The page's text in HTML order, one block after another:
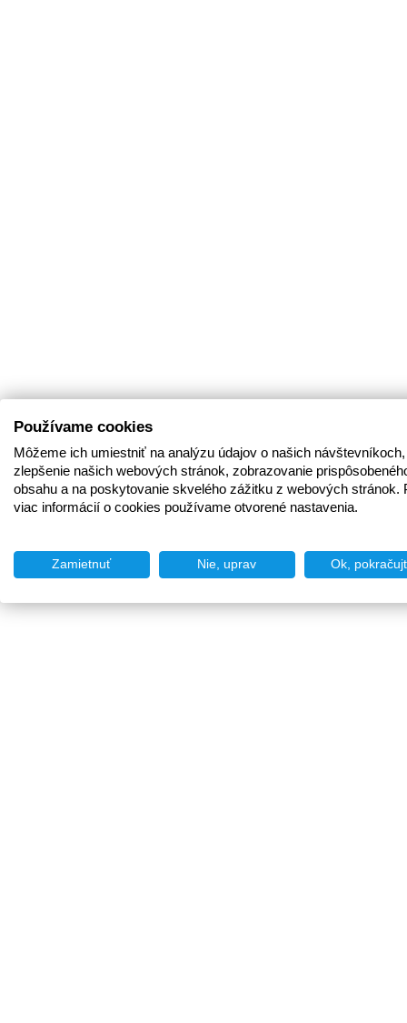
Používame cookies
Môžeme ich umiestniť na analýzu údajov o našich
zlepšenie našich webových stránok, zobrazovanie
obsahu a na poskytovanie skvelého zážitku z webových stránok.
viac informácií o cookies používame otvorené nastavenia.
Zamietnuť Nie, uprav Ok,